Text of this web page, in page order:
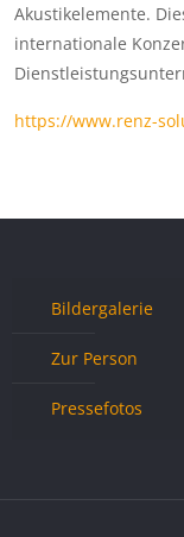
Akustikelemente.
internationale
https://www.renz-
Bildergalerie
Zur Person
Pressefotos